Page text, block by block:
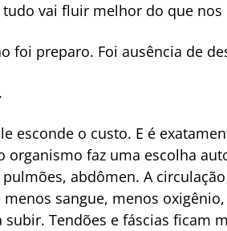
vai fluir melhor do que nos
foi preparo. Foi ausência de
esconde o custo. E é
organismo faz uma escolha
abdômen. A
sangue, menos
Tendões e fáscias ficam